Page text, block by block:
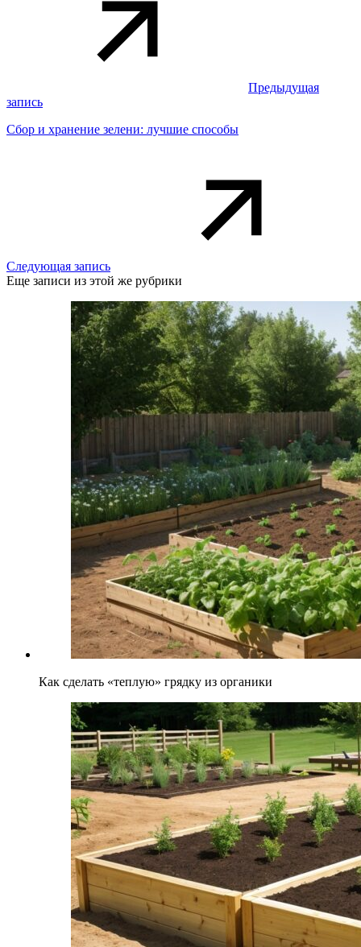
Предыдущая
запись
Сбор и хранение зелени: лучшие способы
Следующая запись
Еще записи из этой же рубрики
Как сделать «теплую» грядку из органики